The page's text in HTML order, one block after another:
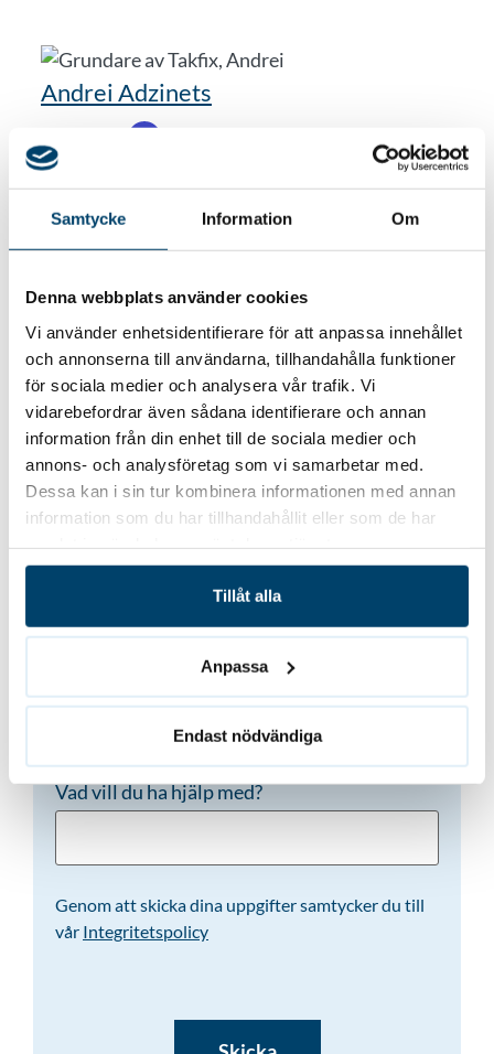
Samtycke Information Om
Denna webbplats använder cookies
Vi använder enhetsidentifierare för att anpassa innehållet
och annonserna till användarna, tillhandahålla funktioner
för sociala medier och analysera vår trafik. Vi
vidarebefordrar även sådana identifierare och annan
information från din enhet till de sociala medier och
annons- och analysföretag som vi samarbetar med.
Dessa kan i sin tur kombinera informationen med annan
information som du har tillhandahållit eller som de har
Tillåt alla
Anpassa
Endast nödvändiga
Andrei Adzinets
Tillbaka till alla referenser
Vill du bli kontaktad?
Namn (Obligatoriskt)
Vad vill du ha hjälp med?
Genom att skicka dina uppgifter samtycker du till
vår Integritetspolicy